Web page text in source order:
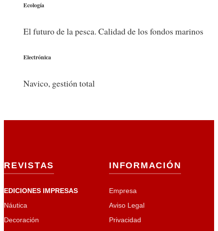
Ecología
El futuro de la pesca. Calidad de los fondos marinos
Electrónica
Navico, gestión total
REVISTAS
EDICIONES IMPRESAS
Náutica
Decoración
INFORMACIÓN
Empresa
Aviso Legal
Privacidad